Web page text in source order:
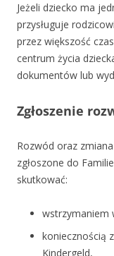
Jeżeli dziecko ma
przysługuje
przez większość
centrum życia
dokumentów lub
Zgłoszenie
Rozwód oraz
zgłoszone do
skutkować:
wstrzymaniem
koniecznością
Kindergeld,